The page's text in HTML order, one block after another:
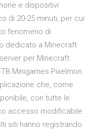
e dispositivi
di 20-25 minuti, per cui
fenomeno di
dedicato a Minecraft
per Minecraft:
Minigames Pixelmon
che, come
con tutte le
accesso modificabile
siti hanno registrando